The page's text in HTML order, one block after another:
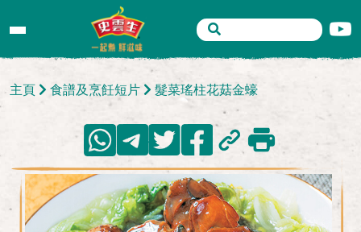
主頁 食譜及烹飪短片 髮菜瑤柱花菇金蠔